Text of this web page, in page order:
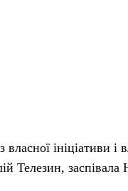
ініціативи
Телезин,